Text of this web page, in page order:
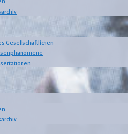
Gesellschaftlichen